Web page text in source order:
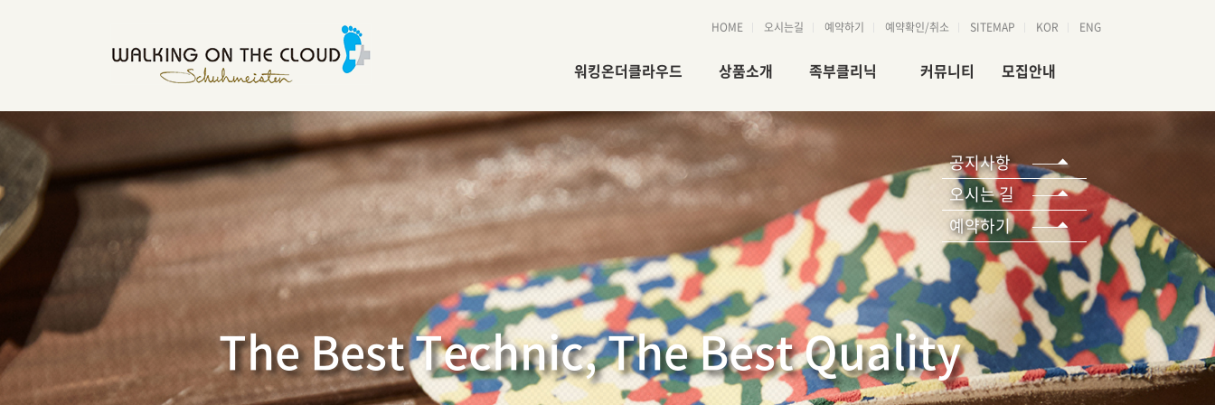
HOME 오시는길 예약하기 예약확인/취소 SITEMAP KOR ENG
워킹온더클라우드
회사소개
진행절차
인증현황
슈마이스터
오시는길
상품소개
상품
제작과정
족부클리닉
발의 중요성
변형별 증상
통증별 증상
그 밖의 증상
커뮤니티
셀럽존
Q&A
고객후기
자주하는질문
언론보도
모집안내
지원사업 모집
공지사항
오시는 길
예약하기
The Best Technic, The Best Quality